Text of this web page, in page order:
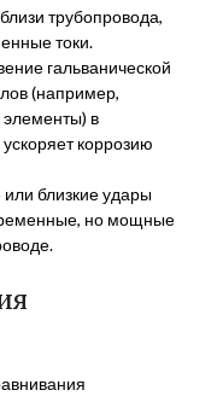
трубопровода,
токи.
гальванической
(например,
в
коррозию
близкие удары
но мощные